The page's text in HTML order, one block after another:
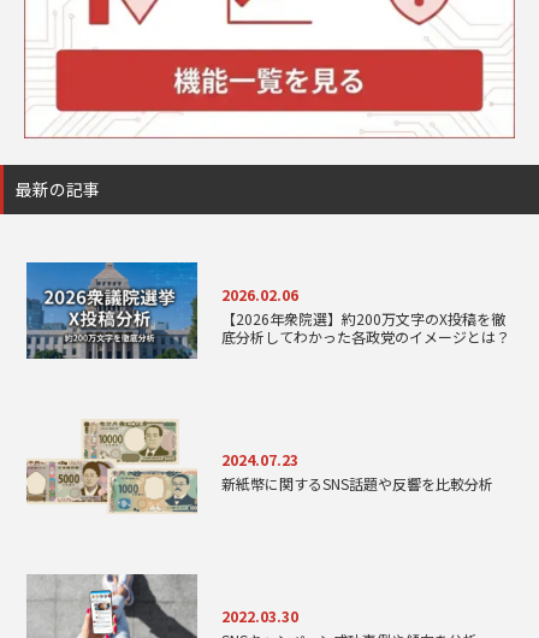
最新の記事
2026.02.06
【2026年衆院選】約200万文字のX投稿を徹
底分析してわかった各政党のイメージとは？
2024.07.23
新紙幣に関するSNS話題や反響を比較分析
2022.03.30